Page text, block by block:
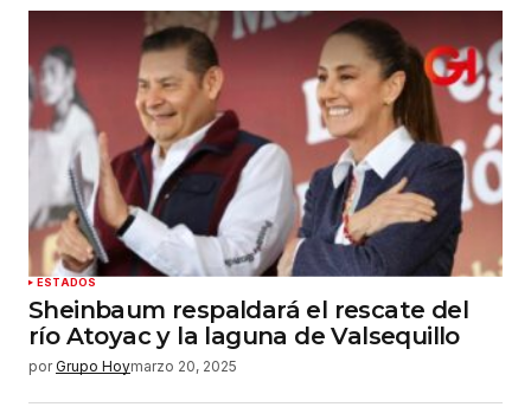
ESTADOS
Sheinbaum respaldará el rescate del
río Atoyac y la laguna de Valsequillo
por Grupo Hoymarzo 20, 2025